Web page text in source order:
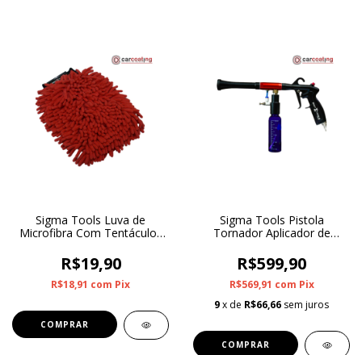
Sigma Tools Luva de
Microfibra Com Tentáculos
R$19,90
R$18,91 com Pix
Sigma Tools Pistola
Tornador Aplicador de
R$599,90
R$569,91 com Pix
9x de R$66,66 sem juros